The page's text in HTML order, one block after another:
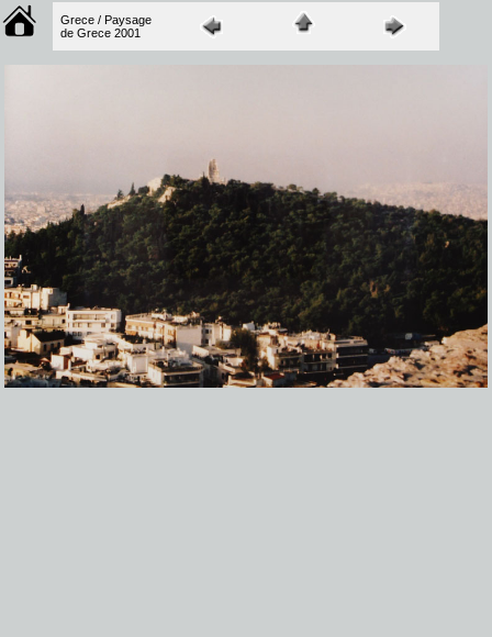
Grece / Paysage
de Grece 2001